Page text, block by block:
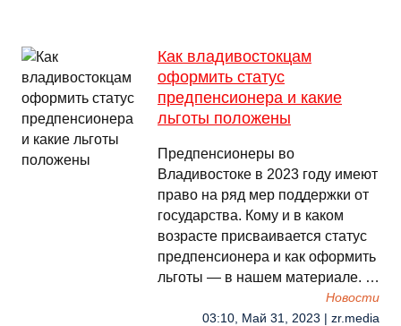
Как владивостокцам
оформить статус
предпенсионера и какие
льготы положены
Предпенсионеры во
Владивостоке в 2023 году имеют
право на ряд мер поддержки от
государства. Кому и в каком
возрасте присваивается статус
предпенсионера и как оформить
льготы — в нашем материале. …
Новости
03:10, Май 31, 2023 | zr.media